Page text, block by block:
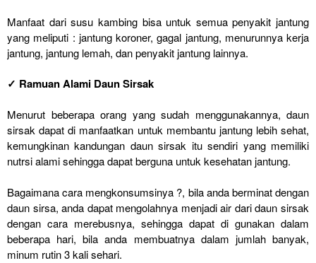
Manfaat dari susu kambing bisa untuk semua penyakit jantung
yang meliputi : jantung koroner, gagal jantung, menurunnya kerja
jantung, jantung lemah, dan penyakit jantung lainnya.
✓ Ramuan Alami Daun Sirsak
Menurut beberapa orang yang sudah menggunakannya, daun
sirsak dapat di manfaatkan untuk membantu jantung lebih sehat,
kemungkinan kandungan daun sirsak itu sendiri yang memiliki
nutrsi alami sehingga dapat berguna untuk kesehatan jantung.
Bagaimana cara mengkonsumsinya ?, bila anda berminat dengan
daun sirsa, anda dapat mengolahnya menjadi air dari daun sirsak
dengan cara merebusnya, sehingga dapat di gunakan dalam
beberapa hari, bila anda membuatnya dalam jumlah banyak,
minum rutin 3 kali sehari.